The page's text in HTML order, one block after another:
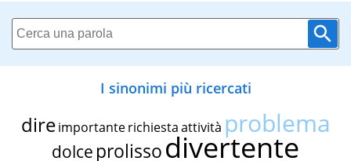
I sinonimi più ricercati
dire importante richiestaattività problema
dolce prolissodivertente